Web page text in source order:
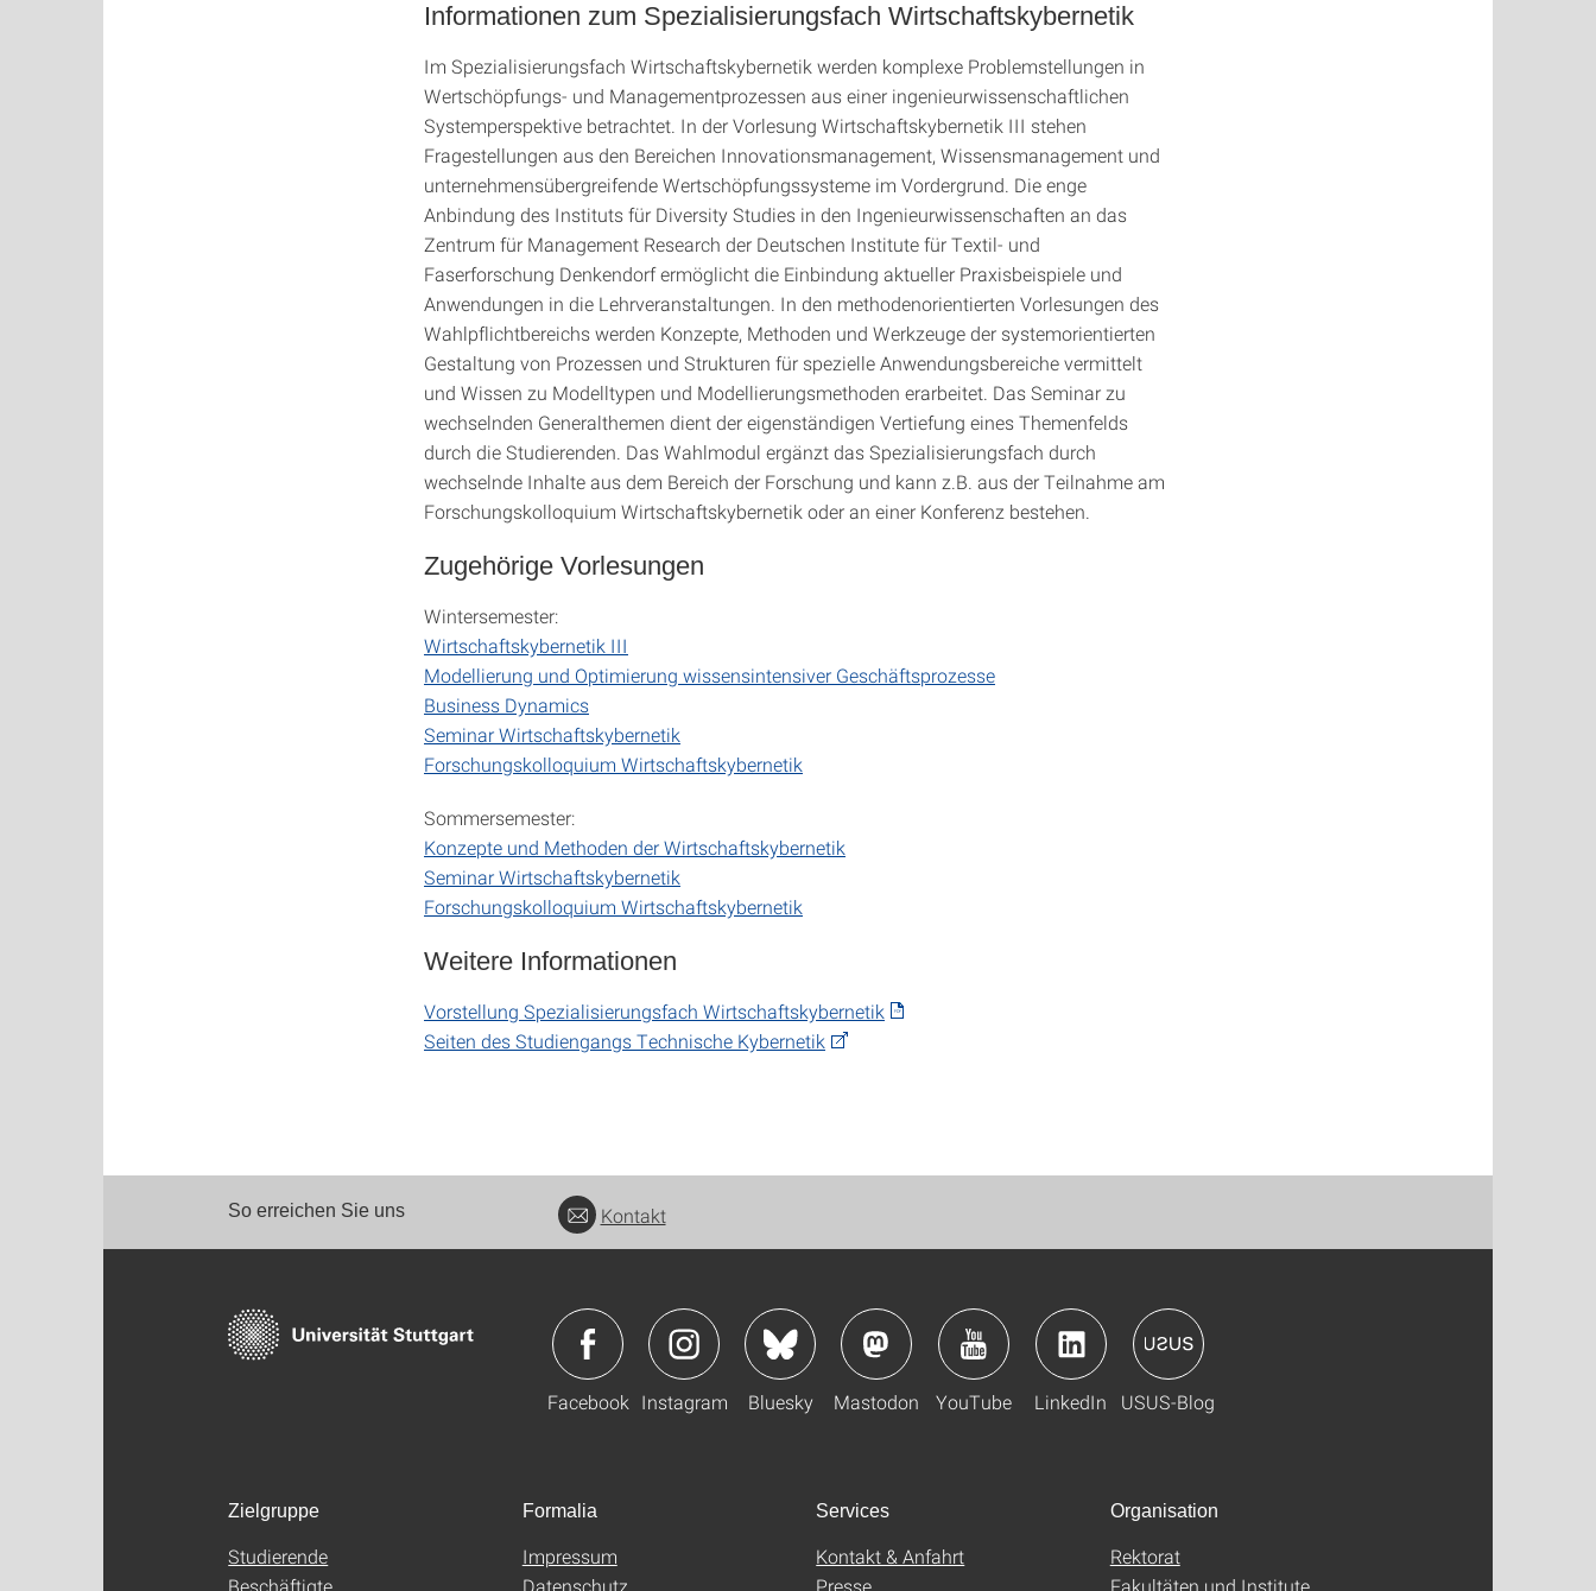
Informationen zum Spezialisierungsfach Wirtschaftskybernetik
Im Spezialisierungsfach Wirtschaftskybernetik werden komplexe Problemstellungen in
Wertschöpfungs- und Managementprozessen aus einer ingenieurwissenschaftlichen
Systemperspektive betrachtet. In der Vorlesung Wirtschaftskybernetik III stehen
Fragestellungen aus den Bereichen Innovationsmanagement, Wissensmanagement und
unternehmensübergreifende Wertschöpfungssysteme im Vordergrund. Die enge
Anbindung des Instituts für Diversity Studies in den Ingenieurwissenschaften an das
Zentrum für Management Research der Deutschen Institute für Textil- und
Faserforschung Denkendorf ermöglicht die Einbindung aktueller Praxisbeispiele und
Anwendungen in die Lehrveranstaltungen. In den methodenorientierten Vorlesungen des
Wahlpflichtbereichs werden Konzepte, Methoden und Werkzeuge der systemorientierten
Gestaltung von Prozessen und Strukturen für spezielle Anwendungsbereiche vermittelt
und Wissen zu Modelltypen und Modellierungsmethoden erarbeitet. Das Seminar zu
wechselnden Generalthemen dient der eigenständigen Vertiefung eines Themenfelds
durch die Studierenden. Das Wahlmodul ergänzt das Spezialisierungsfach durch
wechselnde Inhalte aus dem Bereich der Forschung und kann z.B. aus der Teilnahme am
Forschungskolloquium Wirtschaftskybernetik oder an einer Konferenz bestehen.
Zugehörige Vorlesungen
Wintersemester:
Wirtschaftskybernetik III
Modellierung und Optimierung wissensintensiver Geschäftsprozesse
Business Dynamics
Seminar Wirtschaftskybernetik
Forschungskolloquium Wirtschaftskybernetik
Sommersemester:
Konzepte und Methoden der Wirtschaftskybernetik
Seminar Wirtschaftskybernetik
Forschungskolloquium Wirtschaftskybernetik
Weitere Informationen
Vorstellung Spezialisierungsfach Wirtschaftskybernetik
Seiten des Studiengangs Technische Kybernetik
So erreichen Sie uns Kontakt
Facebook Instagram Bluesky Mastodon YouTube LinkedIn USUS-Blog
Zielgruppe
Studierende
Beschäftigte
Formalia
Impressum
Datenschutz
Services
Kontakt & Anfahrt
Presse
Organisation
Rektorat
Fakultäten und Institute